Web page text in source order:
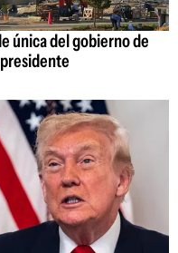
única del gobierno de